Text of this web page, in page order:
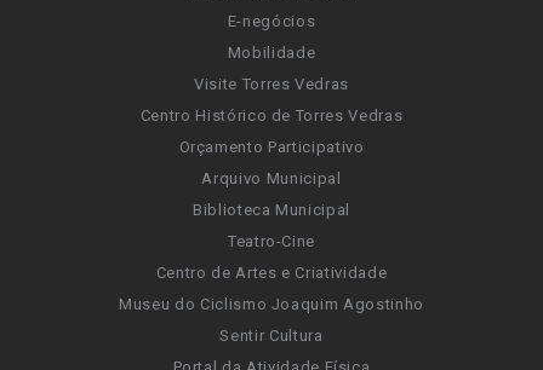
E-negócios
Mobilidade
Visite Torres Vedras
Centro Histórico de Torres Vedras
Orçamento Participativo
Arquivo Municipal
Biblioteca Municipal
Teatro-Cine
Centro de Artes e Criatividade
Museu do Ciclismo Joaquim Agostinho
Sentir Cultura